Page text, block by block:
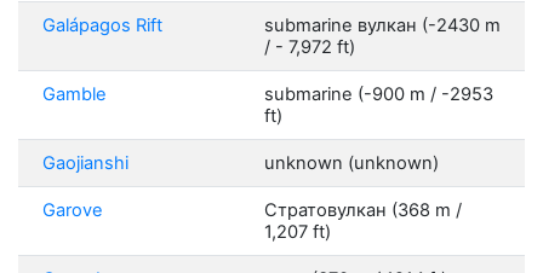
Galápagos Rift
submarine вулкан (-2430 m
/ - 7,972 ft)
Gamble
submarine (-900 m / -2953
ft)
Gaojianshi unknown (unknown)
Garove
Стратовулкан (368 m /
1,207 ft)